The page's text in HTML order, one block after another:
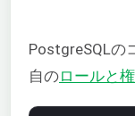
PostgreSQLの
自のロールと